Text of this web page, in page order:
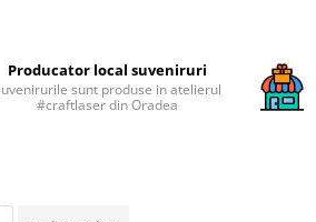
Producator local suveniruri
sunt produse in atelierul
#craftlaser din Oradea